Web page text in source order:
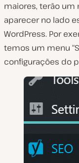
maiores, terão
aparecer no lado
WordPress. Por
temos um menu
configurações do